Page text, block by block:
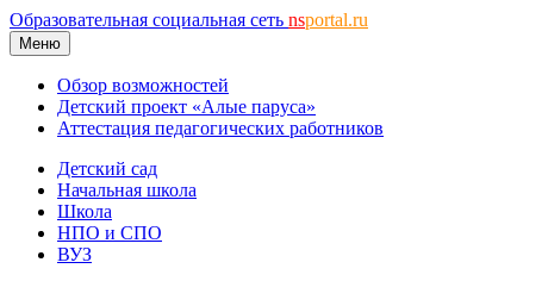
Образовательная социальная сеть nsportal.ru
Меню
Обзор возможностей
Детский проект «Алые паруса»
Аттестация педагогических работников
Детский сад
Начальная школа
Школа
НПО и СПО
ВУЗ